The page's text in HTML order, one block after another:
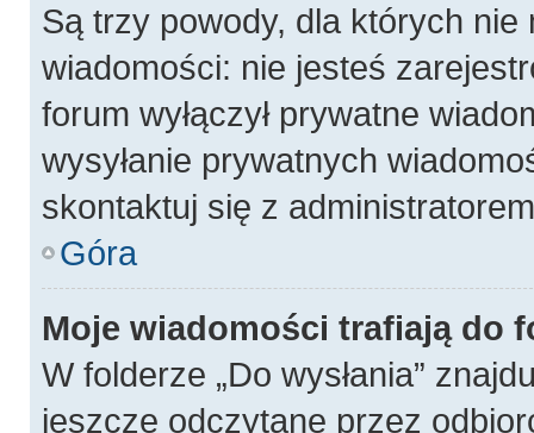
Są trzy powody, dla których nie
wiadomości: nie jesteś
forum wyłączył prywatne
wysyłanie prywatnych
skontaktuj się z
Góra
Moje wiadomości trafiają do
W folderze „Do wysłania”
jeszcze odczytane przez